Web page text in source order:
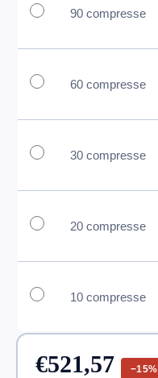
90 compresse
60 compresse
30 compresse
20 compresse
10 compresse
€521,57 −15%